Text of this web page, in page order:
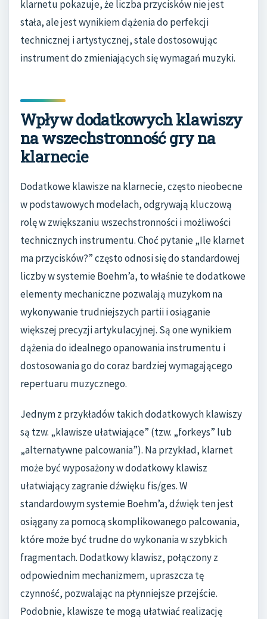
klarnetu pokazuje, że liczba przycisków nie jest
stała, ale jest wynikiem dążenia do perfekcji
technicznej i artystycznej, stale dostosowując
instrument do zmieniających się wymagań muzyki.
Wpływ dodatkowych klawiszy
na wszechstronność gry na
klarnecie
Dodatkowe klawisze na klarnecie, często nieobecne
w podstawowych modelach, odgrywają kluczową
rolę w zwiększaniu wszechstronności i możliwości
technicznych instrumentu. Choć pytanie „Ile klarnet
ma przycisków?” często odnosi się do standardowej
liczby w systemie Boehm’a, to właśnie te dodatkowe
elementy mechaniczne pozwalają muzykom na
wykonywanie trudniejszych partii i osiąganie
większej precyzji artykulacyjnej. Są one wynikiem
dążenia do idealnego opanowania instrumentu i
dostosowania go do coraz bardziej wymagającego
repertuaru muzycznego.
Jednym z przykładów takich dodatkowych klawiszy
są tzw. „klawisze ułatwiające” (tzw. „forkeys” lub
„alternatywne palcowania”). Na przykład, klarnet
może być wyposażony w dodatkowy klawisz
ułatwiający zagranie dźwięku fis/ges. W
standardowym systemie Boehm’a, dźwięk ten jest
osiągany za pomocą skomplikowanego palcowania,
które może być trudne do wykonania w szybkich
fragmentach. Dodatkowy klawisz, połączony z
odpowiednim mechanizmem, upraszcza tę
czynność, pozwalając na płynniejsze przejście.
Podobnie, klawisze te mogą ułatwiać realizację